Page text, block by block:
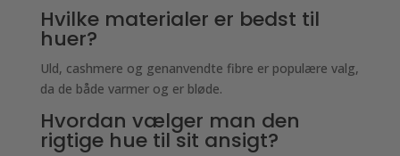
Hvilke materialer er bedst til
huer?
Uld, cashmere og genanvendte fibre er populære valg,
da de både varmer og er bløde.
Hvordan vælger man den
rigtige hue til sit ansigt?